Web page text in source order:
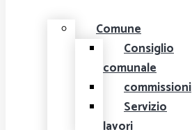
Comune
Consiglio
comunale
commissioni
Servizio